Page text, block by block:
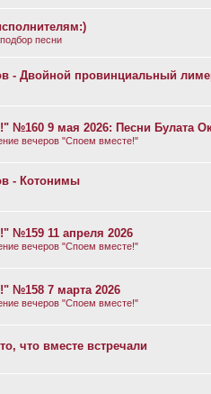
песни
- Двойной провинциальный
№160 9 мая 2026: Песни Булата
вечеров "Споем вместе!"
- Котонимы
№159 11 апреля 2026
вечеров "Споем вместе!"
№158 7 марта 2026
вечеров "Споем вместе!"
что вместе встречали